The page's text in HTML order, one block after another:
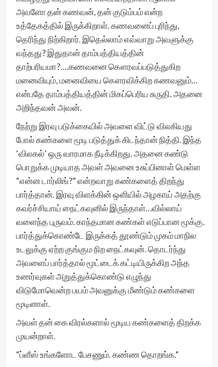
அவளோ தன் கணவன், தன் குடும்பம் என்ற
உத்தேகத்தில் இருக்கிறாள். கணவனைப் புரிந்து,
தெரிந்து நிற்கிறார். இதெல்லாம் எவ்வாறு அவளுக்கு
வந்தது? இதுதான் தாம்பத்தியத்தின்
தாற்பரியமா?….கணவனை கௌரவப்படுத்துகிற
மனைவியும், மனைவியை கௌரவிக்கிற கணவனும்…
என்பதே தாம்பத்தியத்தின் மிகப்பெரிய சுருதி. அதனை
அறிந்தவன் அவன்.
நேற்று இரவு படுக்கையில் அவளை விட்டு விலகியது
போல் கண்களை மூடி படுத்துக் கிடந்தான் நித்தி. இந்த
‘விலகல்’ ஒரு வாரமாக நீடிக்கிறது. அதனை கண்டு
பொறுக்க முடியாத அவள் அவனை உசுப்பினாள் மெள்ள
“என்ன டார்லிங்?” என்றவாறு கண்களைத் திறந்து
பார்த்தான். இரவு விளக்கின் ஒளியில் அழகாய் அதற்கு
கவர்ச்சியாய் நைட்கவுனில் இருந்தாள்…வில்லாய்
வளைந்த புருவம். காந்தமான கண்கள் எடுப்பான மூக்கு.
பார்த்துக்கொண்டே இருக்கத் தூண்டும் முகம் மாநில
உடலுக்கு ஏற்ற குங்கும நிற நைட்கவுன். தொடர்ந்து
அவளைப் பார்த்தால் மூட்டைக் கட்டியிருக்கிற அந்த
உணர்வுகள் அறுத்துக்கொண்டு எழுந்து
விடுமோவென்ற பயம் அவனுக்கு மீண்டும் கண்களை
மூடினாள்.
அவள் தன் கை விரல்களால் மூடிய கண்களைத் திறக்க
முயன்றாள்.
“ப்ளீஸ் உங்களோட பேசணும். கண்ண தொறங்க.”